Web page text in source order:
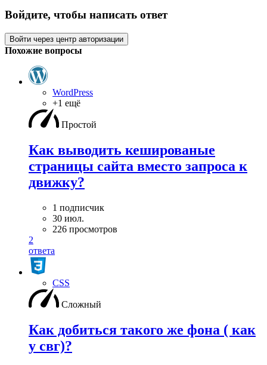
Войдите, чтобы написать ответ
Войти через центр авторизации
Похожие вопросы
WordPress
+1 ещё
Простой
Как выводить кешированые
страницы сайта вместо запроса к
движку?
1 подписчик
30 июл.
226 просмотров
2
ответа
CSS
Сложный
Как добиться такого же фона ( как
у свг)?